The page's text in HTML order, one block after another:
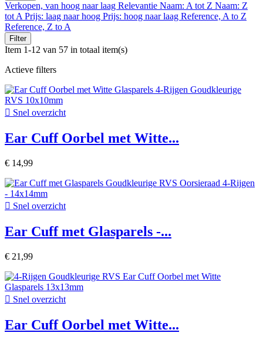
Verkopen, van hoog naar laag Relevantie Naam: A tot Z Naam: Z
tot APrijs: laag naar hoog Prijs: hoog naar laag Reference, A to Z
Reference, Z to A
Filter
Item 1-12 van 57 in totaal item(s)
Actieve filters
 Snel overzicht
Ear Cuff Oorbel met Witte...
€ 14,99
 Snel overzicht
Ear Cuff met Glasparels -...
€ 21,99
 Snel overzicht
Ear Cuff Oorbel met Witte...